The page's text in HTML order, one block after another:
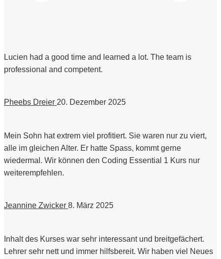
Lucien had a good time and learned a lot. The team is
professional and competent.
Pheebs Dreier 20. Dezember 2025
Mein Sohn hat extrem viel profitiert. Sie waren nur zu viert,
alle im gleichen Alter. Er hatte Spass, kommt gerne
wiedermal. Wir können den Coding Essential 1 Kurs nur
weiterempfehlen.
Jeannine Zwicker 8. März 2025
Inhalt des Kurses war sehr interessant und breitgefächert.
Lehrer sehr nett und immer hilfsbereit. Wir haben viel Neues